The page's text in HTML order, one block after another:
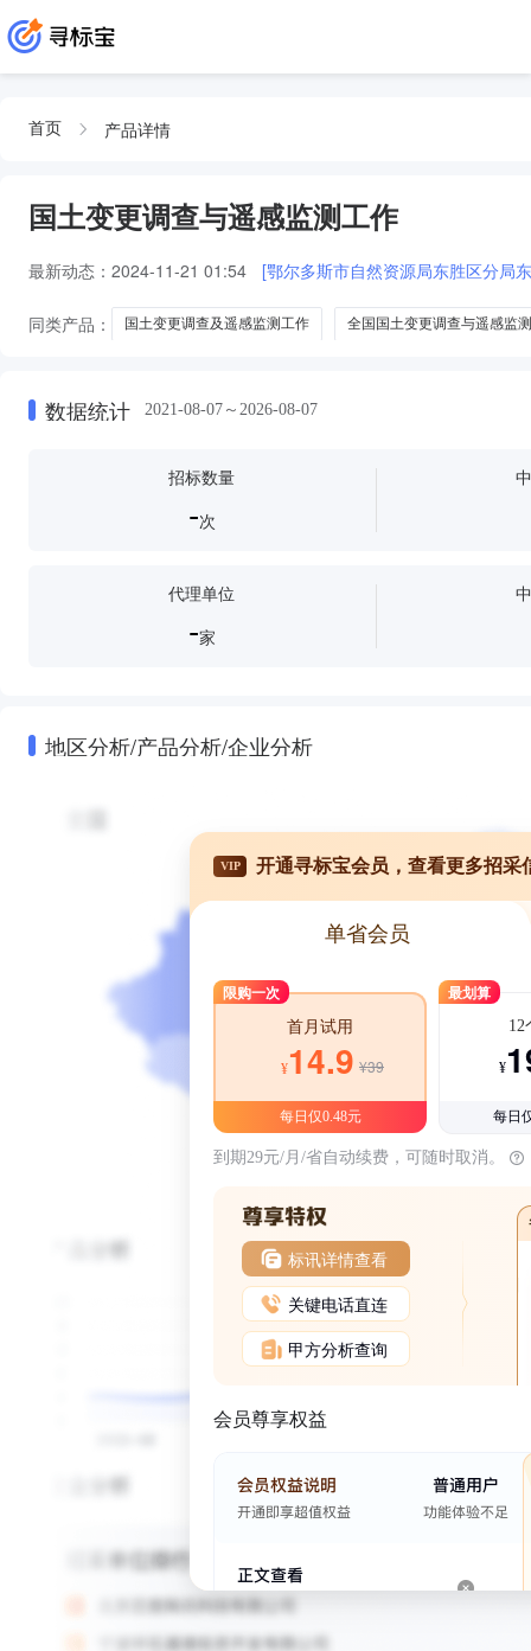
首页 产品详情
国土变更调查与遥感监测工作
最新动态： 2024-11-21 01:54 [鄂尔多斯市自然资源局东胜区分局
同类产品： 国土变更调查及遥感监测工作 全国国土变更调查与遥感监
数据统计 2021-08-07～2026-08-07
招标数量
-次
代理单位
-家
地区分析/产品分析/企业分析
VIP 开通寻标宝会员，查看更多招采
单省会员
限购一次
首月试用
¥14.9 ¥39
每日仅0.48元
最划算
12
¥
每日
到期29元/月/省自动续费，可随时取消。
标讯详情查看
关键电话直连
甲方分析查询
会员尊享权益